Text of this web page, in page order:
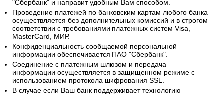
После оформления заказа или в случае сбоя оплаты на
сайте онлайн свяжитесь с нами по электронной почте
(sales@1oboi.ru) или телефону (
Менеджер сгенерирует ссылку на платежный шлюз ПАО
"Сбербанк" и направит удобным Вам способом.
Проведение платежей по банковским картам любого банка
осуществляется без дополнительных комиссий и в строгом
соответствии с требованиями платежных систем Visa,
MasterCard, МИР.